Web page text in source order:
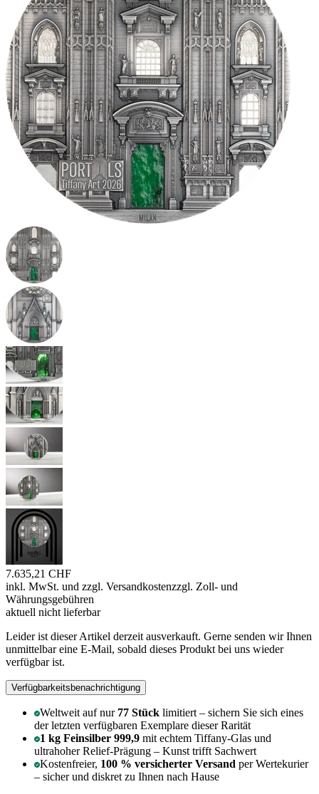
7.635,21 CHF
inkl. MwSt. und zzgl. Versandkostenzzgl. Zoll- und
Währungsgebühren
aktuell nicht lieferbar
Leider ist dieser Artikel derzeit ausverkauft. Gerne senden wir Ihnen
unmittelbar eine E-Mail, sobald dieses Produkt bei uns wieder
verfügbar ist.
Verfügbarkeitsbenachrichtigung
Weltweit auf nur 77 Stück limitiert – sichern Sie sich eines
der letzten verfügbaren Exemplare dieser Rarität
1 kg Feinsilber 999,9 mit echtem Tiffany-Glas und
ultrahoher Relief-Prägung – Kunst trifft Sachwert
Kostenfreier, 100 % versicherter Versand per Wertekurier
– sicher und diskret zu Ihnen nach Hause